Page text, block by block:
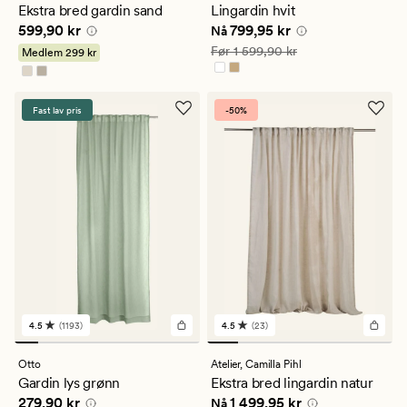
gjennomsnittlig
vurdering
på
4.5
Ekstra bred gardin sand
Pris 599,90 kr
599,90 kr
Medlem 299 kr
gjennomsnittlig
vurdering
på
4.5
Lingardin hvit
Nåværende pris
Nå799,95 kr
Vanlig pris 1 599,90 kr
Før1 599,90 kr
Fast lav pris
1193
anmeldelser
med
gjennomsnittlig
vurdering
4.5 (1193)
Otto
Gardin lys grønn
Pris 279,90 kr
279,90 kr
-50%
23
anmeldelser
med
en
gjennomsnittlig
vurdering
4.5 (23)
Atelier, Camilla Pihl
Ekstra bred lingardin natur
Nåværende pris
Nå1 499,95 kr